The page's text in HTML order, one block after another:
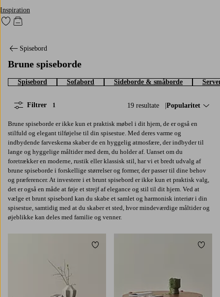
Inspiration
Gå til favoritmarkerede produkter
Gå til indkøbskurven
Spisebord
Brune spiseborde
Spisebord Sofabord Sideborde & småborde
19 resultate Sorter efter:
Popularitet
Filtrer 1
Brune spiseborde er ikke kun et praktisk møbel i dit hjem, de er også en
stilfuld og elegant tilføjelse til din spisestue. Med deres varme og
indbydende farveskema skaber de en hyggelig atmosfære, der indbyder til
lange og hyggelige måltider med dem, du holder af. Uanset om du
foretrækker en moderne, rustik eller klassisk stil, har vi et bredt udvalg af
brune spiseborde i forskellige størrelser og former, der passer til dine behov
og præferencer. At investere i et brunt spisebord er ikke kun et praktisk valg,
det er også en måde at føje et strejf af elegance og stil til dit hjem. Ved at
vælge et brunt spisebord kan du skabe et samlet og harmonisk interiør i din
spisestue, samtidig med at du skaber et sted, hvor mindeværdige måltider og
øjeblikke kan deles med familie og venner.
Tilføj til favoritter Tilføj